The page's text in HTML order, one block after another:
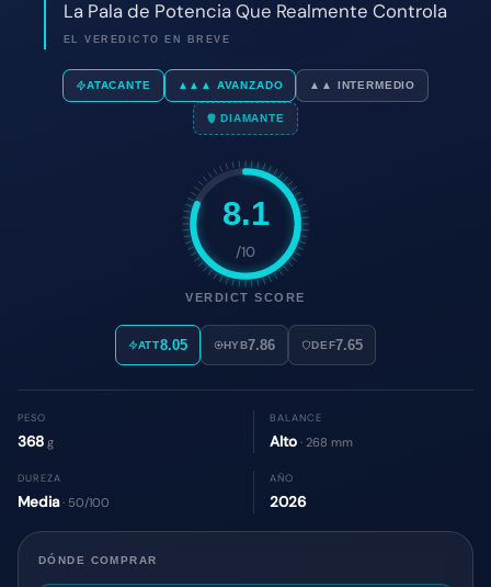
8.1
/10
VERDICT SCORE
ATT8.05 HYB7.86 DEF7.65
PESO
368 g
BALANCE
Alto · 268 mm
DUREZA
Media· 50/100
AÑO
2026
DÓNDE COMPRAR